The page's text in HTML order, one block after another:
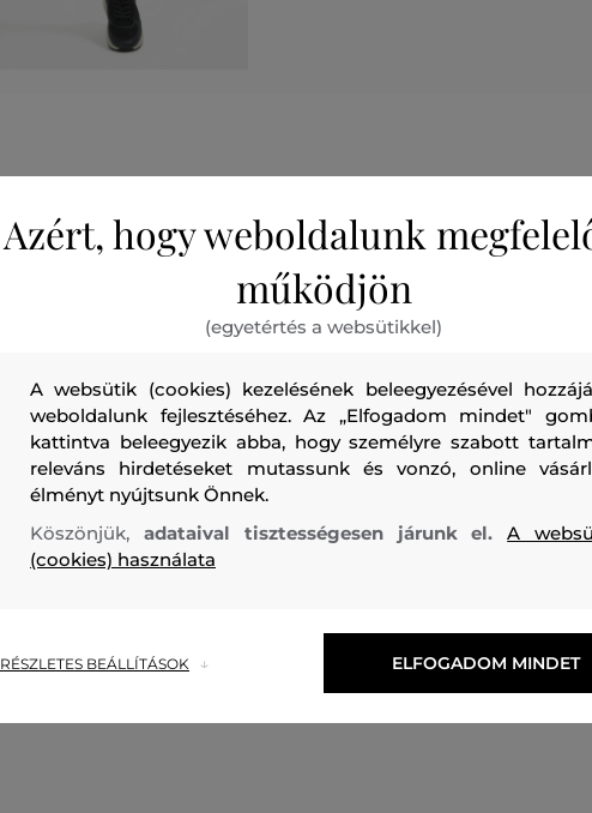
Női farmer nadrág, amely modern, szűk szabású.
A hozzáadott elasztán rugalmasságot és ezáltal magas
tökéletesen mutat majd lezser zakóval és inggel, esetleg
kombinálva.
Szabás/TípusSLIM Szezon: FW24
felső anyag
ELASZTÁN
Azért, hogy weboldalunk
működjön
(egyetértés a websütikkel)
A websütik (cookies) kezelésének beleegyezésével
weboldalunk fejlesztéséhez. Az „Elfogadom mindet"
kattintva beleegyezik abba, hogy személyre szabott
releváns hirdetéseket mutassunk és vonzó, online
élményt nyújtsunk Önnek.
Köszönjük, adataival tisztességesen járunk el.A
(cookies) használata
RÉSZLETES BEÁLLÍTÁSOK ELFOGADOM MINDET